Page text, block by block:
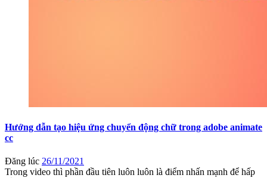
Hướng dẫn tạo hiệu ứng chuyển động chữ trong adobe animate
cc
Đăng lúc 26/11/2021
Trong video thì phần đầu tiên luôn luôn là điểm nhấn mạnh để hấp